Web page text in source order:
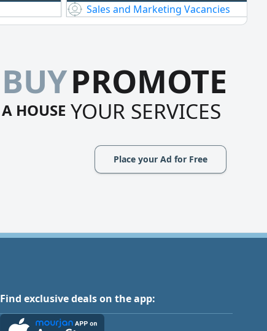
Sales and Marketing Vacancies
BUY
A HOUSE
PROMOTE
YOUR SERVICES
Place your Ad for Free
Find exclusive deals on the app: